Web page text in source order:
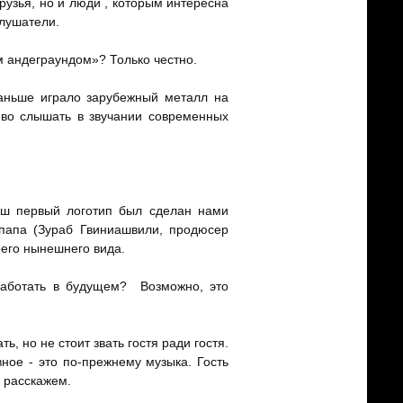
Только честно.
играло зарубежный металл на
слышать в звучании современных
логотип был сделан нами
(Зураб Гвиниашвили, продюсер
нынешнего вида.
в будущем? Возможно, это
не стоит звать гостя ради гостя.
- это по-прежнему музыка. Гость